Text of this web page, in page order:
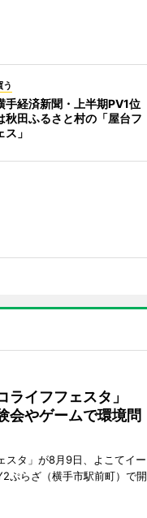
う
手経済新聞・上半期PV1位
秋田ふるさと村の「屋台フ
ス」
ライフフェスタ」
会やゲームで環境問
スタ」が8月9日、よこてイー
ぷらざ（横手市駅前町）で開